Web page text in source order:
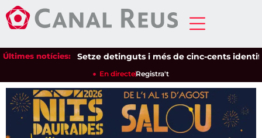
Últimes notícies:Setze detinguts i més de cinc-cents
En directeRegistra't